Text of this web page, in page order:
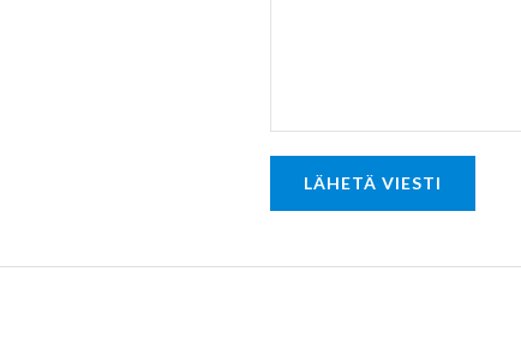
o
r
s
LÄHETÄ VIESTI